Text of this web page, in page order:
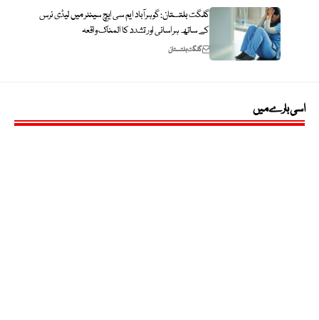
گلگت بلتستان: گوہرآباد ایم سی ایچ سینٹر میں لیڈی نرس
کے ساتھ ہراسانی اور تشدد کا المناک واقعہ
گلگت بلتستان
اسی بارے میں